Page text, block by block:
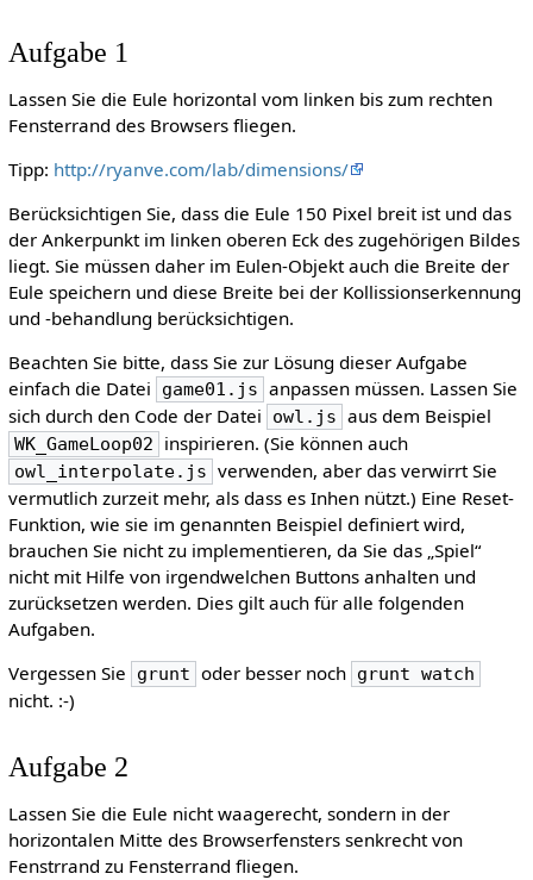
Aufgabe 1
Lassen Sie die Eule horizontal vom linken bis zum rechten
Fensterrand des Browsers fliegen.
Tipp: http://ryanve.com/lab/dimensions/
Berücksichtigen Sie, dass die Eule 150 Pixel breit ist und das
der Ankerpunkt im linken oberen Eck des zugehörigen Bildes
liegt. Sie müssen daher im Eulen-Objekt auch die Breite der
Eule speichern und diese Breite bei der Kollissionserkennung
und -behandlung berücksichtigen.
Beachten Sie bitte, dass Sie zur Lösung dieser Aufgabe
einfach die Datei
game01.js anpassen müssen. Lassen Sie
sich durch den Code der Datei
owl.js aus dem Beispiel
WK_GameLoop02 inspirieren. (Sie können auch
owl_interpolate.js verwenden, aber das verwirrt Sie
vermutlich zurzeit mehr, als dass es Inhen nützt.) Eine Reset-
Funktion, wie sie im genannten Beispiel definiert wird,
brauchen Sie nicht zu implementieren, da Sie das „Spiel“
nicht mit Hilfe von irgendwelchen Buttons anhalten und
zurücksetzen werden. Dies gilt auch für alle folgenden
Aufgaben.
Vergessen Sie
grunt oder besser noch grunt watch
nicht. :-)
Aufgabe 2
Lassen Sie die Eule nicht waagerecht, sondern in der
horizontalen Mitte des Browserfensters senkrecht von
Fenstrrand zu Fensterrand fliegen.